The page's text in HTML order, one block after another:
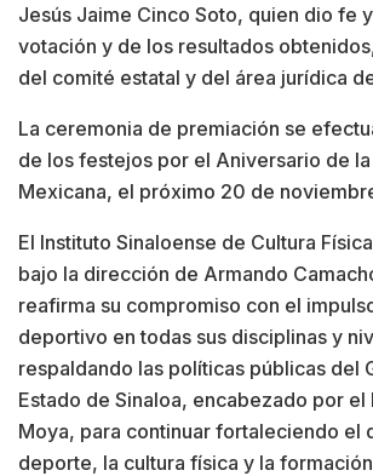
Jesús Jaime Cinco Soto, quien dio fe
votación y de los resultados
del comité estatal y del área jurídica
La ceremonia de premiación se
de los festejos por el Aniversario de
Mexicana, el próximo 20 de
El Instituto Sinaloense de Cultura
bajo la dirección de Armando
reafirma su compromiso con el
deportivo en todas sus disciplinas y
respaldando las políticas públicas del
Estado de Sinaloa, encabezado por el
Moya, para continuar fortaleciendo el
deporte, la cultura física y la